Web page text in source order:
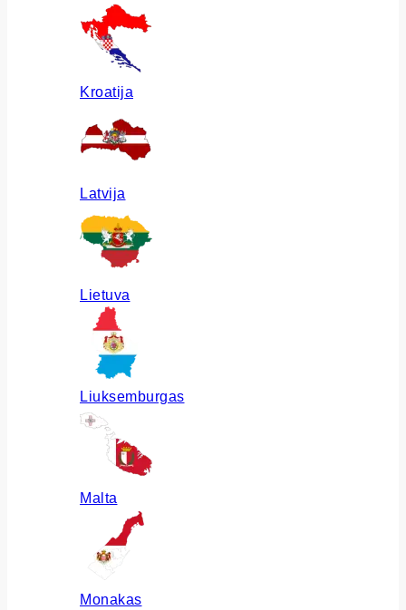
Kroatija
Latvija
Lietuva
Liuksemburgas
Malta
Monakas